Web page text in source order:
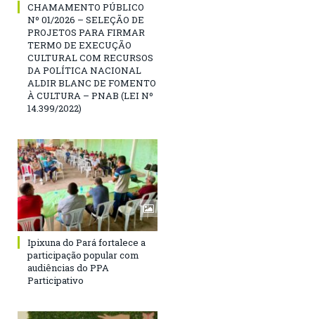
CHAMAMENTO PÚBLICO
Nº 01/2026 – SELEÇÃO DE
PROJETOS PARA FIRMAR
TERMO DE EXECUÇÃO
CULTURAL COM RECURSOS
DA POLÍTICA NACIONAL
ALDIR BLANC DE FOMENTO
À CULTURA – PNAB (LEI Nº
14.399/2022)
Ipixuna do Pará fortalece a
participação popular com
audiências do PPA
Participativo